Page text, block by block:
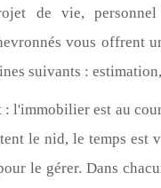
de vie,
vous offrent
suivants :
: l'immobilier est au
le nid, le temps est
le gérer. Dans